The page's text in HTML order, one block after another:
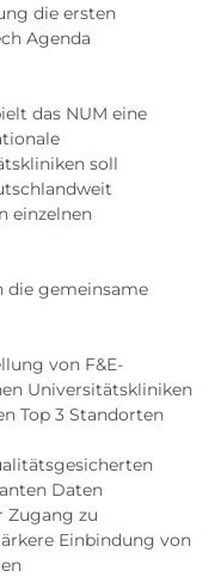
die ersten
Agenda
das NUM eine
soll
einzelnen
die gemeinsame
von F&E-
Universitätskliniken
Top 3 Standorten
Daten
Zugang zu
Einbindung von